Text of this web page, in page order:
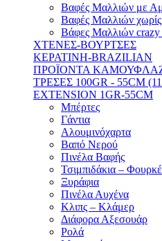
Βαφές Μαλλιών με
Βαφές Μαλλιών
Βάφες Μαλλιών crazy
ΧΤΕΝΕΣ-ΒΟΥΡΤΣΕΣ
ΚΕΡΑΤΙΝΗ-BRAZILIAN
ΠΡΟΪΟΝΤΑ
ΤΡΕΣΕΣ 100GR - 55CM
EXTENSION 1GR-55CM
Μπέρτες
Γάντια
Αλουμινόχαρτα
Βαπό Νερού
Πινέλα Βαφής
Τσιμπιδάκια –
Ξυράφια
Πινέλα Αυχένα
Κλιπς – Κλάμερ
Διάφορα Αξεσουάρ
Ρολά